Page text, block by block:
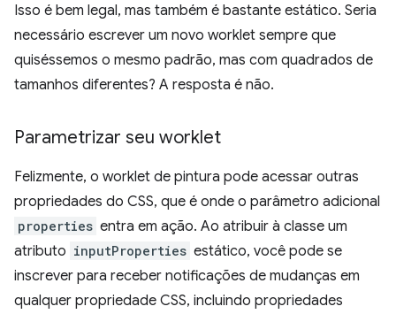
Isso é bem legal, mas também é bastante estático. Seria
necessário escrever um novo worklet sempre que
quiséssemos o mesmo padrão, mas com quadrados de
tamanhos diferentes? A resposta é não.
Parametrizar seu worklet
Felizmente, o worklet de pintura pode acessar outras
propriedades do CSS, que é onde o parâmetro adicional
properties entra em ação. Ao atribuir à classe um
atributo inputProperties estático, você pode se
inscrever para receber notificações de mudanças em
qualquer propriedade CSS, incluindo propriedades